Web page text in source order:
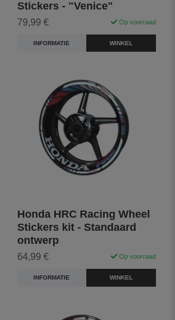
Stickers - "Venice"
79,99 € Op voorraad
INFORMATIE WINKEL
Honda HRC Racing Wheel
Stickers kit - Standaard
ontwerp
64,99 € Op voorraad
INFORMATIE WINKEL